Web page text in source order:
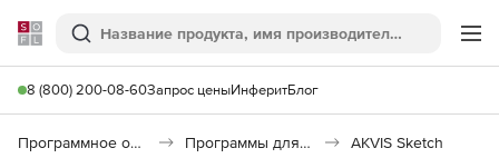
Softline
Поиск
8 (800) 200-08-60Запрос ценыИнферитБлог
Программное обеспечение для графики и дизайна Программы для обработки цифрового фото AKVIS Sketch